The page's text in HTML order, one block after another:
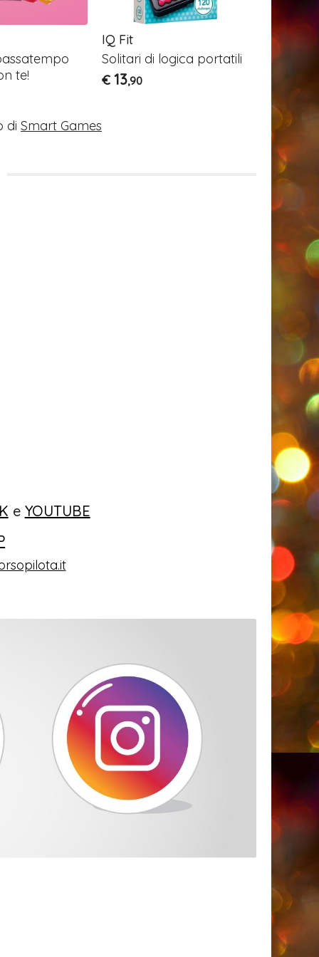
te!
IQ Fit
Solitari di logica portatili
€ 13,90
IQ Digits
Piazza i
di Smart Games
e YOUTUBE